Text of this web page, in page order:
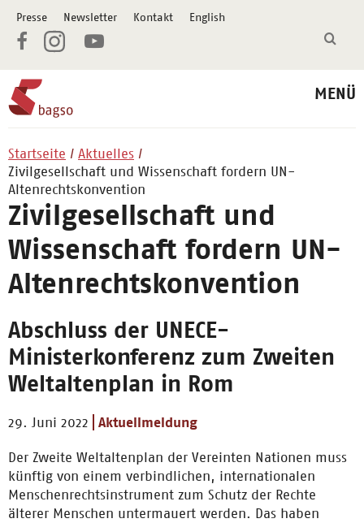
Presse Newsletter Kontakt English
MENÜ
Startseite
Aktuelles
Zivilgesellschaft und Wissenschaft fordern UN-
Altenrechtskonvention
Zivilgesellschaft und
Wissenschaft fordern UN-
Altenrechtskonvention
Abschluss der UNECE-
Ministerkonferenz zum Zweiten
Weltaltenplan in Rom
29. Juni 2022 Aktuellmeldung
Der Zweite Weltaltenplan der Vereinten Nationen muss
künftig von einem verbindlichen, internationalen
Menschenrechtsinstrument zum Schutz der Rechte
älterer Menschen untermauert werden. Das haben